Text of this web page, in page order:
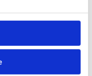
på en hjemmeside.